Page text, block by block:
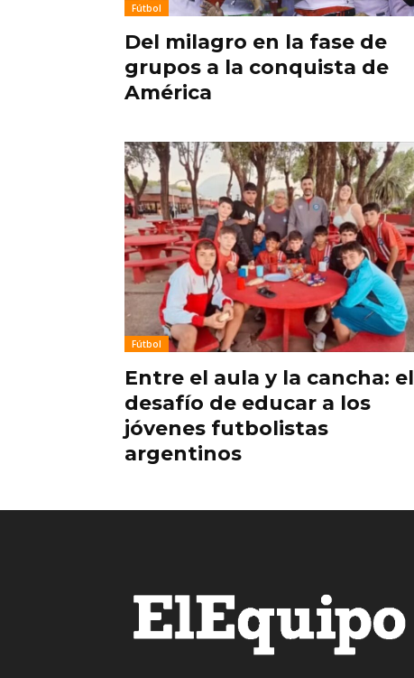
Fútbol
Del milagro en la fase de
grupos a la conquista de
América
Fútbol
Entre el aula y la cancha: el
desafío de educar a los
jóvenes futbolistas
argentinos